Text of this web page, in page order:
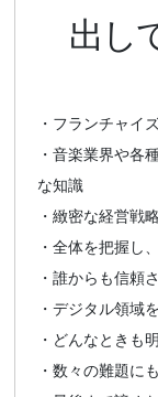
出し
・フランチャイ
・音楽業界や各
な知識
・緻密な経営戦
・全体を把握し
・誰からも信頼
・デジタル領域
・どんなときも
・数々の難題に